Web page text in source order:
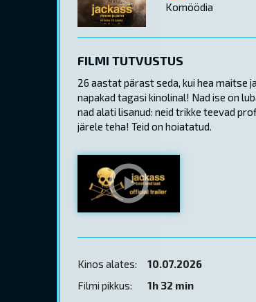
Komöödia
FILMI TUTVUSTUS
26 aastat pärast seda, kui hea maitse
napakad tagasi kinolinal! Nad ise on
nad alati lisanud: neid trikke teevad
järele teha! Teid on hoiatatud.
Kinos alates:
10.07.2026
Filmi pikkus:
1h 32 min